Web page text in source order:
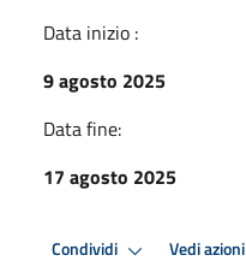
Data inizio :
9 agosto 2025
Data fine:
17 agosto 2025
Condividi Vedi azioni